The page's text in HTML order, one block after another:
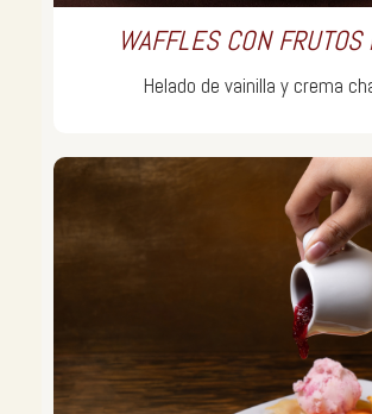
WAFFLES CON FRUTOS
Helado de vainilla y crema